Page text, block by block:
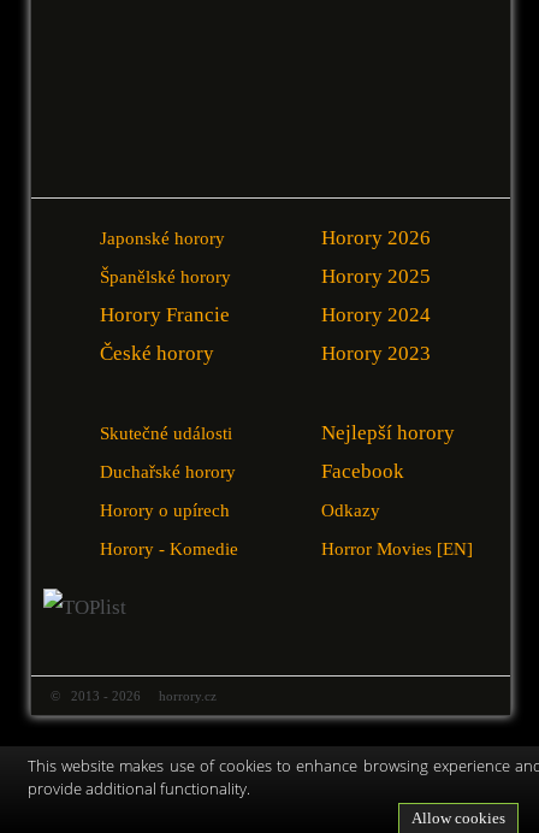
Japonské horory
Španělské horory
Horory Francie
České horory
Horory 2026
Horory 2025
Horory 2024
Horory 2023
Skutečné události
Duchařské horory
Horory o upírech
Horory - Komedie
Nejlepší horory
Facebook
Odkazy
Horror Movies [EN]
© 2013 - 2026 horrory.cz
This website makes use of cookies to enhance browsing experience
provide additional functionality.
Allow cookies